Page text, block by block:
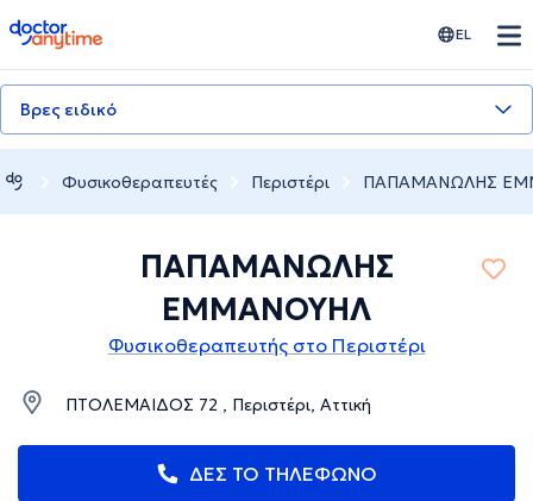
doctoranytime EL
Βρες ειδικό
Φυσικοθεραπευτές Περιστέρι ΠΑΠΑΜΑΝΩΛΗΣ
ΠΑΠΑΜΑΝΩΛΗΣ
ΕΜΜΑΝΟΥΗΛ
Φυσικοθεραπευτής στο Περιστέρι
ΠΤΟΛΕΜΑΙΔΟΣ 72 , Περιστέρι, Αττική
ΔΕΣ ΤΟ ΤΗΛΕΦΩΝΟ